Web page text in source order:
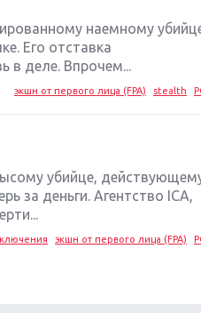
наемному
Его отставка
в деле. Впрочем...
экшн от первого лица (FPA) stealth
убийце,
за деньги. Агентство ICA,
экшн от первого лица (FPA)